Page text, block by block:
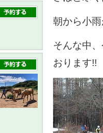
朝から小
そんな中
おります!!